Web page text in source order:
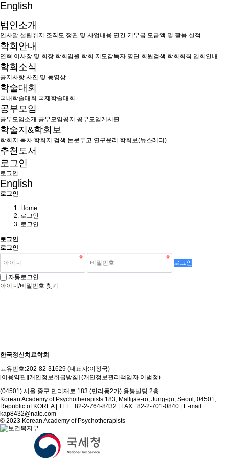
English
법인소개
인사말 설립취지 조직도 정관 및 사업내용 연간 기부금 모금액 및 활용 실적
학회안내
연혁 이사장 및 회장 학회임원 학회 지도감독자 명단 회원검색 학회회칙 입회안내
학회소식
공지사항 사진 및 동영상
학술대회
국내학술대회 국제학술대회
공부모임
공부모임소개 공부모임공지 공부모임게시판
학술지&학회보
학회지 목차 학회지 검색 논문투고 연구윤리 학회보(뉴스레터)
추천도서
로그인
로그인
English
로그인
Home
로그인
로그인
로그인
로그인
로그인
자동로그인
아이디/비밀번호 찾기
한국정신치료학회
고유번호:202-82-31629 (대표자:이정국)
[이용약관][개인정보취급방침] (개인정보관리책임자:이범정)
(04501) 서울 중구 만리재로 183 (만리동2가) 용봉빌딩 2층
Korean Academy of Psychotherapists 183, Mallijae-ro, Jung-gu, Seoul, 04501,
Republic of KOREA | TEL : 82-2-764-8432 | FAX : 82-2-701-0840 | E-mail :
kap8432@nate.com
© 2023 Korean Academy of Psychotherapists